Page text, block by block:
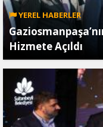
YEREL HABERLER
Hizmete Açıldı